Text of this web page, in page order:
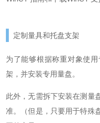
定制量具和托盘支架
为了能够根据称重对象使
架，并安装专用量盘。
此外，无需拆下安装在测量
准。
（但是，只要用于特